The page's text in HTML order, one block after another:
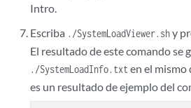
Intro.
Escriba ./SystemLoadViewer.shy
El resultado de este comando se
./SystemLoadInfo.txten el
es un resultado de ejemplo del